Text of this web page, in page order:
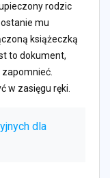
rodzic
mu
książeczką
to dokument,
w zasięgu ręki.
dla